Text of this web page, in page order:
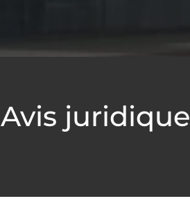
Avis juridique